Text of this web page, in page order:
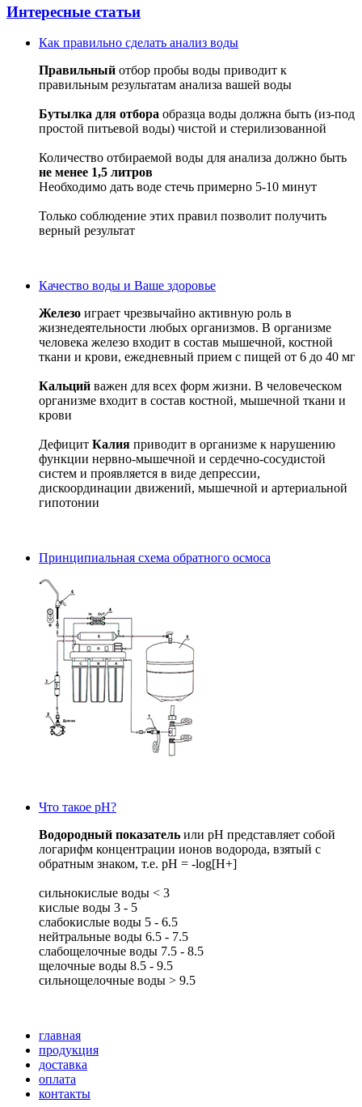
Интересные статьи
Как правильно сделать анализ воды
Правильный отбор пробы воды приводит к
правильным результатам анализа вашей воды
Бутылка для отбора образца воды должна быть (из-под
простой питьевой воды) чистой и стерилизованной
Количество отбираемой воды для анализа должно быть
не менее 1,5 литров
Необходимо дать воде стечь примерно 5-10 минут
Только соблюдение этих правил позволит получить
верный результат
Качество воды и Ваше здоровье
Железо играет чрезвычайно активную роль в
жизнедеятельности любых организмов. В организме
человека железо входит в состав мышечной, костной
ткани и крови, ежедневный прием с пищей от 6 до 40 мг
Кальций важен для всех форм жизни. В человеческом
организме входит в состав костной, мышечной ткани и
крови
Дефицит Калия приводит в организме к нарушению
функции нервно-мышечной и сердечно-сосудистой
систем и проявляется в виде депрессии,
дискоординации движений, мышечной и артериальной
гипотонии
Принципиальная схема обратного осмоса
Что такое рН?
Водородный показатель или рН представляет собой
логарифм концентрации ионов водорода, взятый с
обратным знаком, т.е. pH = -log[H+]
сильнокислые воды < 3
кислые воды 3 - 5
слабокислые воды 5 - 6.5
нейтральные воды 6.5 - 7.5
слабощелочные воды 7.5 - 8.5
щелочные воды 8.5 - 9.5
сильнощелочные воды > 9.5
главная
продукция
доставка
оплата
контакты